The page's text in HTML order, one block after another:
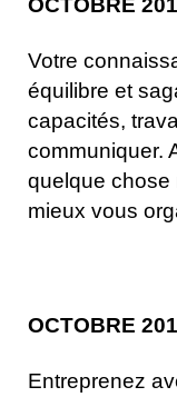
OCTOBRE
Votre
équilibre et
capacités,
communiquer.
quelque chose
mieux vous
OCTOBRE
Entreprenez